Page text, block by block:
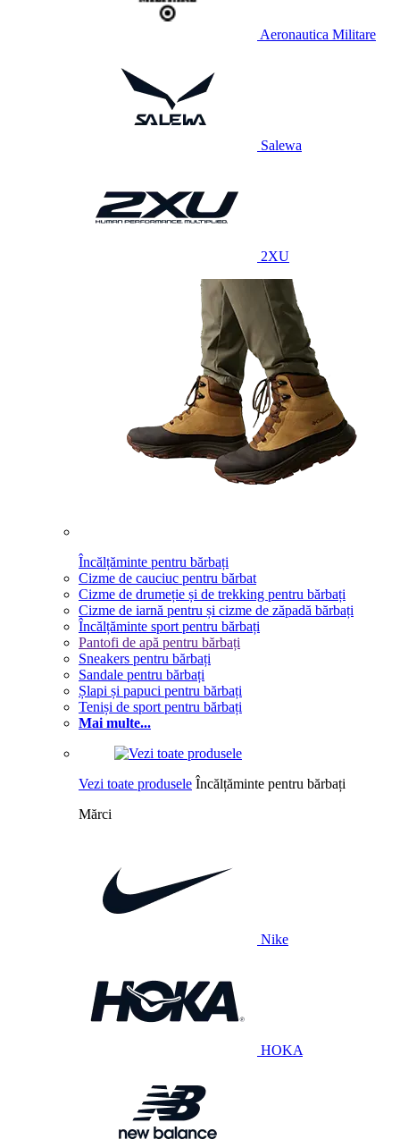
Aeronautica Militare
Salewa
2XU
Încălțăminte pentru bărbați
Cizme de cauciuc pentru bărbat
Cizme de drumeție și de trekking pentru bărbați
Cizme de iarnă pentru și cizme de zăpadă bărbați
Încălțăminte sport pentru bărbați
Pantofi de apă pentru bărbați
Sneakers pentru bărbați
Sandale pentru bărbați
Șlapi și papuci pentru bărbați
Teniși de sport pentru bărbați
Mai multe...
Vezi toate produsele Încălțăminte pentru bărbați
Mărci
Nike
HOKA